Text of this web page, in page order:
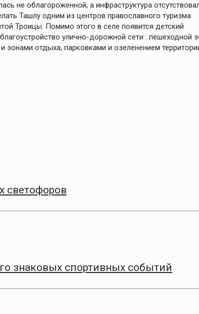
не облагороженной, а инфраструктура
Ташлу одним из центров православного туризма
Троицы. Помимо этого в селе появится детский
улично-дорожной сети : пешеходной
отдыха, парковками и озеленением
светофоров
знаковых спортивных событий